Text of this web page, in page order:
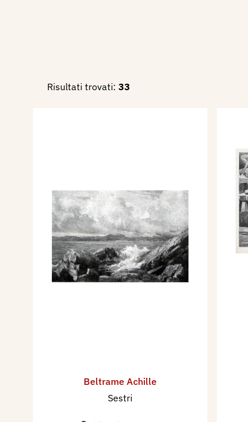
Risultati trovati: 33
Beltrame Achille
Sestri